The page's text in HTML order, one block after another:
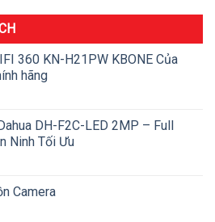
360 KN-H21PW KBONE Của
hãng
DH-F2C-LED 2MP – Full
Ninh Tối Ưu
Camera